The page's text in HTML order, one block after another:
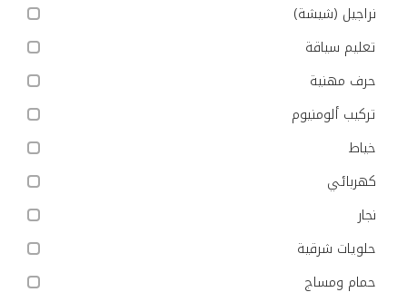
نراجيل (شيشة)
تعليم سياقة
حرف مهنية
تركيب ألومنيوم
خياط
كهربائي
نجار
حلويات شرقية
حمام ومساج